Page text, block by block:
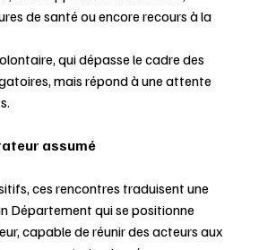
de santé ou encore recours à la
qui dépasse le cadre des
mais répond à une attente
assumé
ces rencontres traduisent une
Département qui se positionne
capable de réunir des acteurs aux